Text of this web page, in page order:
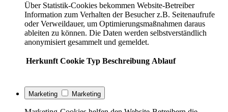
Über Statistik-Cookies bekommen Website-Betreiber
Information zum Verhalten der Besucher z.B. Seitenaufrufe
oder Verweildauer, um Optimierungsmaßnahmen daraus
ableiten zu können. Die Daten werden selbstverständlich
anonymisiert gesammelt und gemeldet.
Herkunft Cookie Typ Beschreibung Ablauf
Marketing Marketing